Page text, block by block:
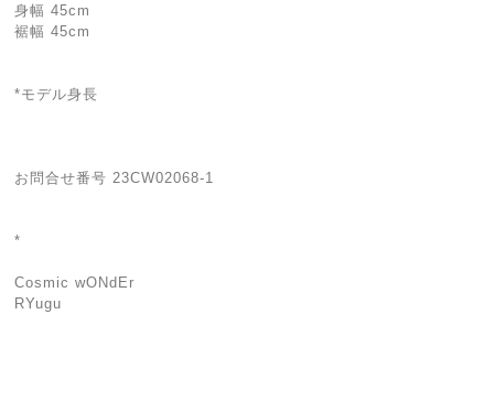
身幅 45cm
裾幅 45cm
*モデル身長
お問合せ番号 23CW02068-1
*
Cosmic wONdEr
RYugu